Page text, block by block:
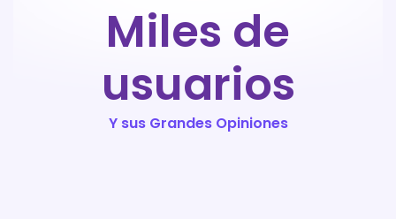
Miles de
usuarios
Y sus Grandes Opiniones